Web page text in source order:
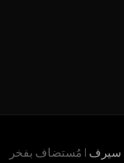
سيرف | مُستضاف بفخر